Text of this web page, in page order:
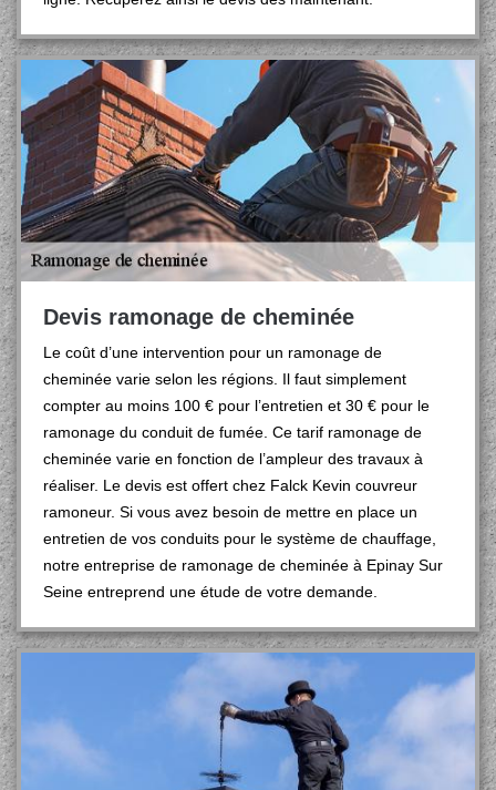
Devis ramonage de cheminée
Le coût d’une intervention pour un ramonage de
cheminée varie selon les régions. Il faut simplement
compter au moins 100 € pour l’entretien et 30 € pour le
ramonage du conduit de fumée. Ce tarif ramonage de
cheminée varie en fonction de l’ampleur des travaux à
réaliser. Le devis est offert chez Falck Kevin couvreur
ramoneur. Si vous avez besoin de mettre en place un
entretien de vos conduits pour le système de chauffage,
notre entreprise de ramonage de cheminée à Epinay Sur
Seine entreprend une étude de votre demande.